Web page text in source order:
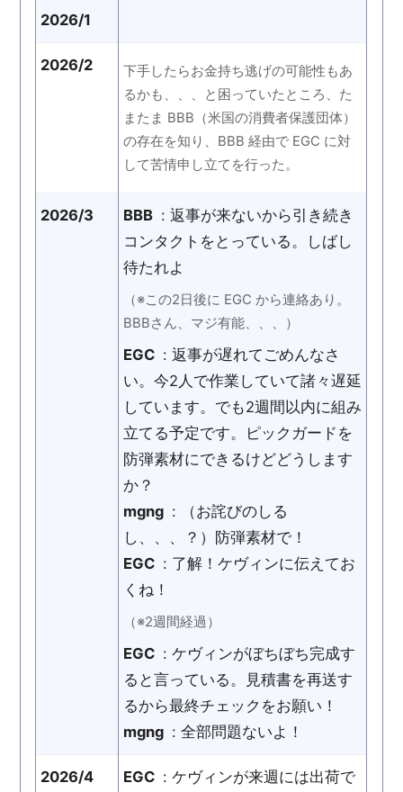
2026/1
2026/2
下手したらお金持ち逃げの可能性もあ
るかも、、、と困っていたところ、た
またま BBB（米国の消費者保護団体）
の存在を知り、BBB 経由で EGC に対
して苦情申し立てを行った。
2026/3 BBB : 返事が来ないから引き続き
コンタクトをとっている。しばし
待たれよ
（※この2日後に EGC から連絡あり。
BBBさん、マジ有能、、、）
EGC : 返事が遅れてごめんなさ
い。今2人で作業していて諸々遅延
しています。でも2週間以内に組み
立てる予定です。ピックガードを
防弾素材にできるけどどうします
か？
mgng : （お詫びのしる
し、、、？）防弾素材で！
EGC : 了解！ケヴィンに伝えてお
くね！
（※2週間経過）
EGC : ケヴィンがぼちぼち完成す
ると言っている。見積書を再送す
るから最終チェックをお願い！
mgng : 全部問題ないよ！
2026/4 EGC : ケヴィンが来週には出荷で